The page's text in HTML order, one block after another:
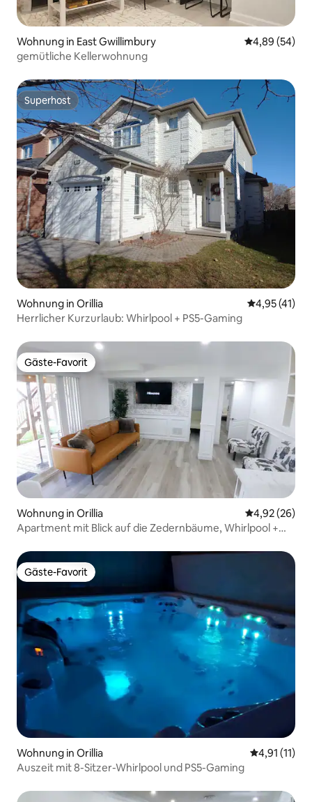
Wohnung in East Gwillimbury
4,89 (54)
gemütliche Kellerwohnung
Superhost
Superhost
Wohnung in Orillia
4,95 (41)
Herrlicher Kurzurlaub: Whirlpool + PS5-Gaming
Gäste-Favorit
Gäste-Favorit
Wohnung in Orillia
4,92 (26)
Apartment mit Blick auf die Zedernbäume, Whirlpool +
Gäste-Favorit
Gäste-Favorit
Wohnung in Orillia
4,91 (11)
Auszeit mit 8-Sitzer-Whirlpool und PS5-Gaming